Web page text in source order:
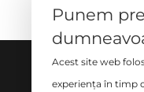
DESPRE
Punem
Acest site web
experiența în timp